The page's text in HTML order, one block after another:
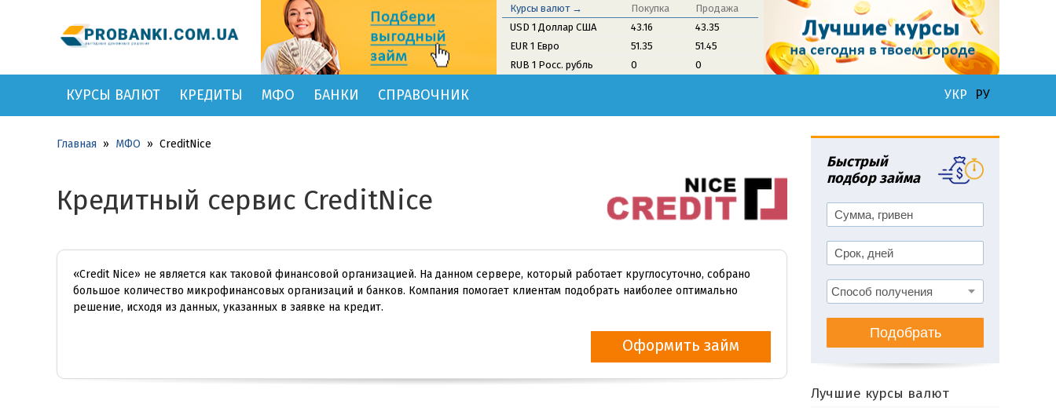
Курсы валют → Покупка
Продажа
USD 1 Доллар США
43.16
43.35
EUR 1 Евро
51.35
51.45
RUB 1 Росс. рубль
0 0
КУРСЫ ВАЛЮТ КРЕДИТЫ МФО БАНКИ СПРАВОЧНИК УКР РУ
Главная » МФО » CreditNice
Кредитный сервис CreditNice
«Credit Nice» не является как таковой финансовой организацией. На данном сервере, который работает круглосуточно, собрано
большое количество микрофинансовых организаций и банков. Компания помогает клиентам подобрать наиболее оптимально
решение, исходя из данных, указанных в заявке на кредит.
Оформить займ
Быстрый
подбор займа
Подобрать
Лучшие курсы валют